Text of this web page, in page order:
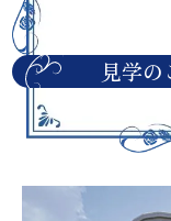
見学の